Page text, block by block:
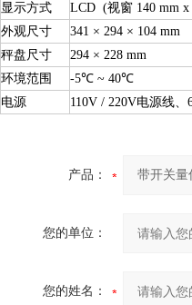
显示方式
LCD (视窗 140 mm x
外观尺寸
341 × 294 × 104 mm
秤盘尺寸
294 ×228 mm
环境范围
-5℃ ~ 40℃
电源
110V / 220V电源线
产品：
您的单位：
您的姓名：